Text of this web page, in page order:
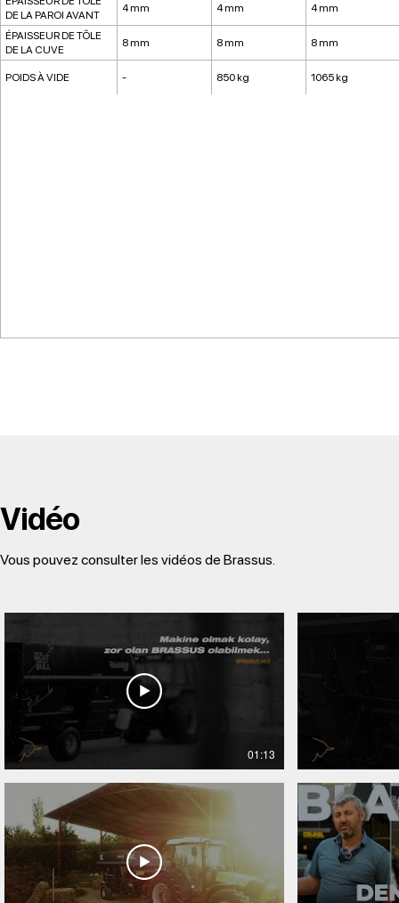
DE LA PAROI AVANT
4 mm 4 mm 4 mm
ÉPAISSEUR DE TÔLE
DE LA CUVE
8 mm 8 mm 8 mm
POIDS À VIDE - 850 kg 1065 kg
Vidéo
Vous pouvez consulter les vidéos de Brassus.
01:13